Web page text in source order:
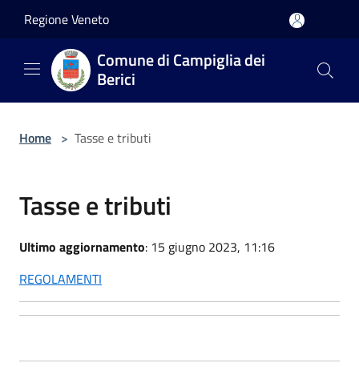
Regione Veneto
Comune di Campiglia dei
Berici
Home > Tasse e tributi
Tasse e tributi
Ultimo aggiornamento: 15 giugno 2023, 11:16
REGOLAMENTI